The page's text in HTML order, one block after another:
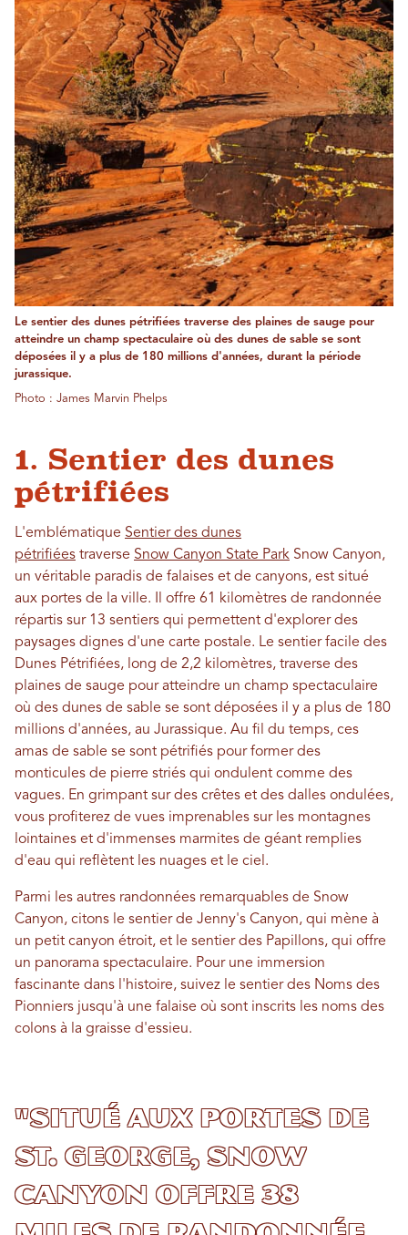
Le sentier des dunes pétrifiées traverse des plaines de sauge pour
atteindre un champ spectaculaire où des dunes de sable se sont
déposées il y a plus de 180 millions d'années, durant la période
jurassique.
Photo : James Marvin Phelps
1. Sentier des dunes
pétrifiées
L'emblématique Sentier des dunes
pétrifiées traverse Snow Canyon State Park Snow Canyon,
un véritable paradis de falaises et de canyons, est situé
aux portes de la ville. Il offre 61 kilomètres de randonnée
répartis sur 13 sentiers qui permettent d'explorer des
paysages dignes d'une carte postale. Le sentier facile des
Dunes Pétrifiées, long de 2,2 kilomètres, traverse des
plaines de sauge pour atteindre un champ spectaculaire
où des dunes de sable se sont déposées il y a plus de 180
millions d'années, au Jurassique. Au fil du temps, ces
amas de sable se sont pétrifiés pour former des
monticules de pierre striés qui ondulent comme des
vagues. En grimpant sur des crêtes et des dalles ondulées,
vous profiterez de vues imprenables sur les montagnes
lointaines et d'immenses marmites de géant remplies
d'eau qui reflètent les nuages ​​et le ciel.
Parmi les autres randonnées remarquables de Snow
Canyon, citons le sentier de Jenny's Canyon, qui mène à
un petit canyon étroit, et le sentier des Papillons, qui offre
un panorama spectaculaire. Pour une immersion
fascinante dans l'histoire, suivez le sentier des Noms des
Pionniers jusqu'à une falaise où sont inscrits les noms des
colons à la graisse d'essieu.
"Situé aux portes de
St. George, Snow
Canyon offre 38